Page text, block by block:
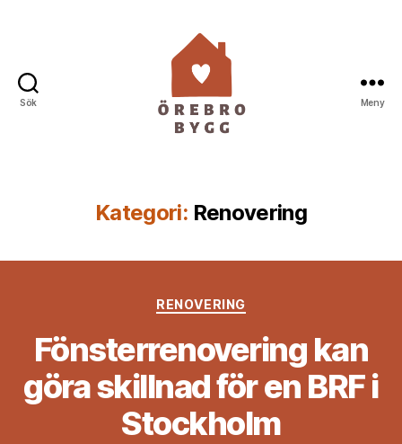
Sök Meny
Kategori: Renovering
Kategorier
RENOVERING
Fönsterrenovering kan
göra skillnad för en BRF i
Stockholm